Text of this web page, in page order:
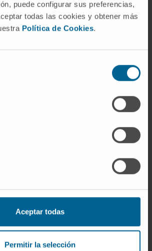
puede configurar sus preferencias,
todas las cookies y obtener más
Política de Cookies.
Aceptar todas
Permitir la selección
de 66 artículos publicados en
internacionales. Índice
libros.
científicos
de sociedades científicas